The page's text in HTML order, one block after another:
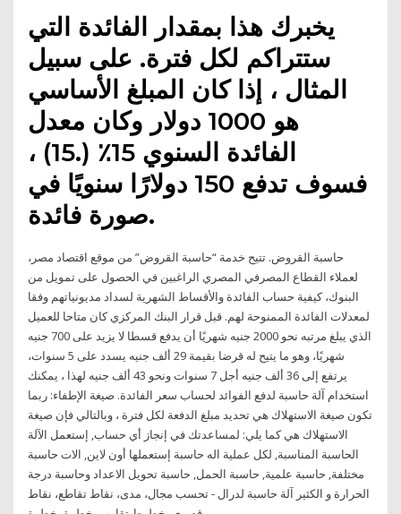
يخبرك هذا بمقدار الفائدة التي
ستتراكم لكل فترة. على سبيل
المثال ، إذا كان المبلغ الأساسي
هو 1000 دولار وكان معدل
الفائدة السنوي 15٪ (.15) ،
فسوف تدفع 150 دولارًا سنويًا في
صورة فائدة.
حاسبة القروض. تتيح خدمة “حاسبة القروض” من موقع اقتصاد مصر،
لعملاء القطاع المصرفي المصري الراغبين في الحصول على تمويل من
البنوك، كيفية حساب الفائدة والأقساط الشهرية لسداد مديونياتهم وفقا
لمعدلات الفائدة الممنوحة لهم. قبل قرار البنك المركزي كان متاحا للعميل
الذي يبلغ مرتبه نحو 2000 جنيه شهريًا أن يدفع قسطا لا يزيد على 700 جنيه
شهريًا، وهو ما يتيح له قرضا بقيمة 29 ألف جنيه يسدد على 5 سنوات،
يرتفع إلى 36 ألف جنيه أجل 7 سنوات ونحو 43 ألف جنيه لهذا ، يمكنك
استخدام آلة حاسبة لدفع الفوائد لحساب سعر الفائدة. صيغة الإطفاء: ربما
تكون صيغة الاستهلاك هي تحديد مبلغ الدفعة لكل فترة ، وبالتالي فإن صيغة
الاستهلاك هي كما يلي: لمساعدتك في إنجاز أي حساب, إستعمل الآلة
الحاسبة المناسبة, لكل عملية اله حاسبة إستعملها أون لاين, الات حاسبة
مختلفة, حاسبة علمية, حاسبة الحمل, حاسبة تحويل الاعداد وحاسبة درجة
الحرارة و الكثير آلة حاسبة لدرال - تحسب مجال، مدى، نقاط تقاطع، نقاط